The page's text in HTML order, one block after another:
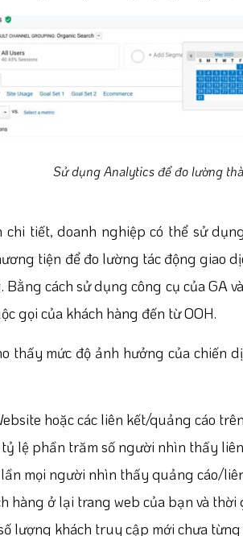
Sử dụng Analytics để đo lường
tiết, doanh nghiệp có thể sử
tiện để đo lường tác động giao
Bằng cách sử dụng công cụ của GA
gọi của khách hàng đến từ OOH.
thấy mức độ ảnh hưởng của chiến
hoặc các liên kết/quảng cáo
lệ phần trăm số người nhìn thấy
mọi người nhìn thấy quảng cáo/
hàng ở lại trang web của bạn và thời
lượng khách truy cập mới chưa